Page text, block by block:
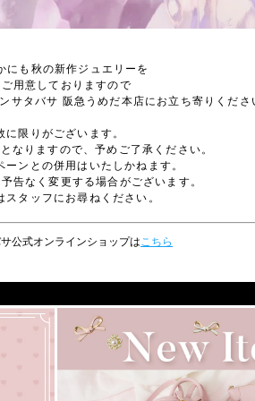
にも秋の新作ジュエリーを
用意しておりますので
サタバサ 阪急うめだ本店にお立ち寄りくださ
に限りがございます。
なりますので、予めご了承ください。
ンとの併用はいたしかねます。
告なく変更する場合がございます。
タッフにお尋ねください。
公式オンラインショップはこちら